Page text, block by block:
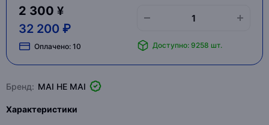
2 300 ¥
32 200 ₽
Оплачено: 10 Доступно: 9258 шт.
Бренд: MAI HE MAI
Характеристики